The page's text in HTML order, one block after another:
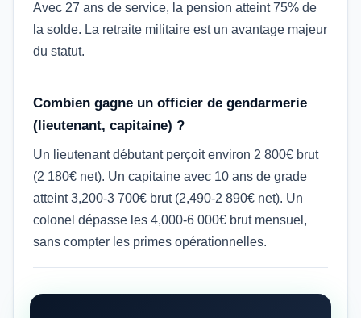
Avec 27 ans de service, la pension atteint 75% de
la solde. La retraite militaire est un avantage majeur
du statut.
Combien gagne un officier de gendarmerie
(lieutenant, capitaine) ?
Un lieutenant débutant perçoit environ 2 800€ brut
(2 180€ net). Un capitaine avec 10 ans de grade
atteint 3,200-3 700€ brut (2,490-2 890€ net). Un
colonel dépasse les 4,000-6 000€ brut mensuel,
sans compter les primes opérationnelles.